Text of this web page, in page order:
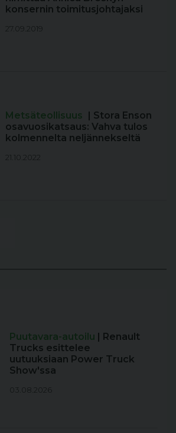
konsernin toimitusjohtajaksi
27.09.2019
Metsäteollisuus | Stora Enson
osavuosikatsaus: Vahva tulos
kolmennelta neljännekseltä
21.10.2022
Puutavara-autoilu | Renault
Trucks esittelee
uutuuksiaan Power Truck
Show'ssa
03.08.2026